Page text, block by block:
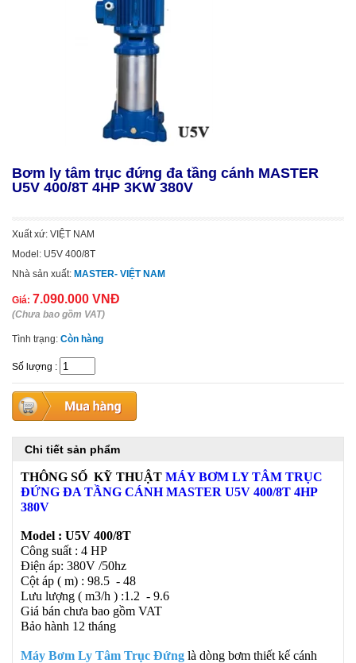
Bơm ly tâm trục đứng đa tầng cánh MASTER
U5V 400/8T 4HP 3KW 380V
Xuất xứ: VIỆT NAM
Model: U5V 400/8T
Nhà sản xuất: MASTER- VIỆT NAM
Giá: 7.090.000 VNĐ
(Chưa bao gồm VAT)
Tình trạng: Còn hàng
Số lượng :
Chi tiết sản phẩm
THÔNG SỐ KỸ THUẬT MÁY BƠM LY TÂM TRỤC
ĐỨNG ĐA TẦNG CÁNH MASTER U5V 400/8T 4HP
380V
Model : U5V 400/8T
Công suất : 4 HP
Điện áp: 380V /50hz
Cột áp ( m) : 98.5 - 48
Lưu lượng ( m3/h ) :1.2 - 9.6
Giá bán chưa bao gồm VAT
Bảo hành 12 tháng
Máy Bơm Ly Tâm Trục Đứng là dòng bơm thiết kế cánh